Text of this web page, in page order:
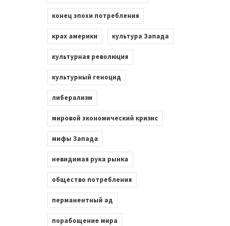
конец эпохи потребления
крах америки культура Запада
культурная революция
культурный геноцид
либерализм
мировой экономический кризис
мифы Запада
невидимая рука рынка
общество потребления
перманентный ад
порабощение мира